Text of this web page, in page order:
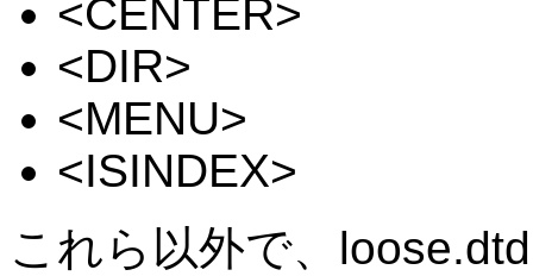
<CENTER>
<DIR>
<MENU>
<ISINDEX>
これら以外で、